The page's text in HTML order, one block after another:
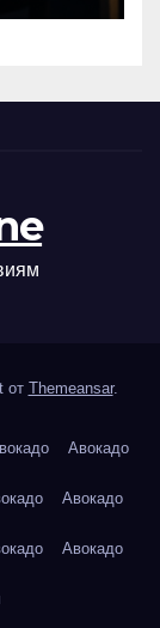
от Themeansar.
Авокадо
Авокадо
Авокадо